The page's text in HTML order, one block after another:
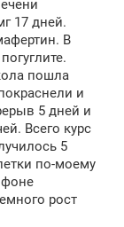
17 дней.
В
пошла
и
5 дней и
Всего курс
5
по-моему
фоне
рост